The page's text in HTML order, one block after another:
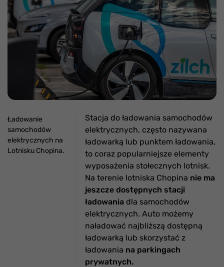
Ładowanie
samochodów
elektrycznych na
Lotnisku Chopina.
Stacja do ładowania samochodów
elektrycznych, często nazywana
ładowarką lub punktem ładowania,
to coraz popularniejsze elementy
wyposażenia stołecznych lotnisk.
Na terenie lotniska Chopina nie ma
jeszcze dostępnych stacji
ładowania dla samochodów
elektrycznych. Auto możemy
naładować najbliższą dostępną
ładowarką lub skorzystać z
ładowania na parkingach
prywatnych.